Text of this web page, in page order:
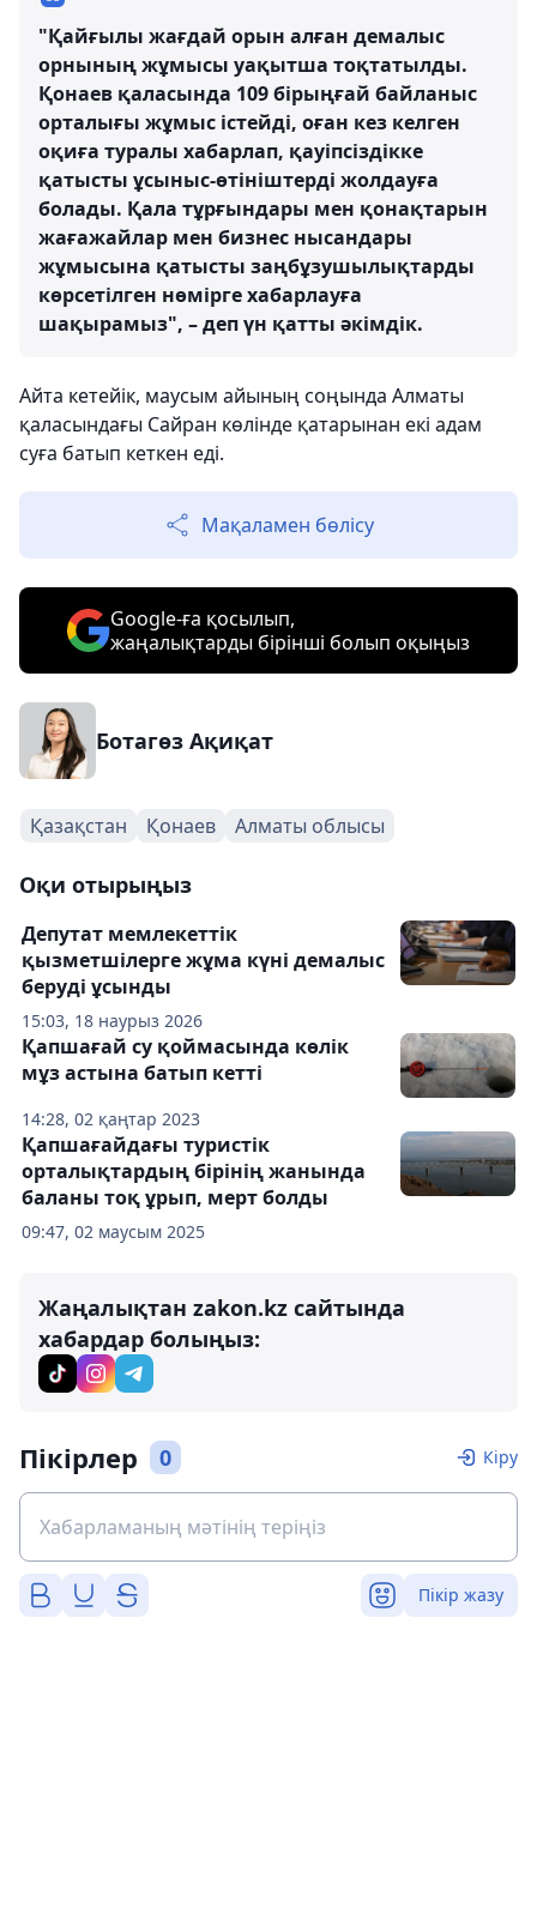
"Қайғылы жағдай орын алған демалыс
орнының жұмысы уақытша тоқтатылды.
Қонаев қаласында 109 бірыңғай байланыс
орталығы жұмыс істейді, оған кез келген
оқиға туралы хабарлап, қауіпсіздікке
қатысты ұсыныс-өтініштерді жолдауға
болады. Қала тұрғындары мен қонақтарын
жағажайлар мен бизнес нысандары
жұмысына қатысты заңбұзушылықтарды
көрсетілген нөмірге хабарлауға
шақырамыз", – деп үн қатты әкімдік.
Айта кетейік, маусым айының соңында Алматы
қаласындағы Сайран көлінде қатарынан екі адам
суға батып кеткен еді.
Мақаламен бөлісу
Google-ға қосылып,
жаңалықтарды бірінші болып оқыңыз
Ботагөз Ақиқат
Қазақстан Қонаев Алматы облысы
Оқи отырыңыз
15:03, 18 наурыз 2026
Депутат мемлекеттік
қызметшілерге жұма күні демалыс
беруді ұсынды
14:28, 02 қаңтар 2023
Қапшағай су қоймасында көлік
мұз астына батып кетті
09:47, 02 маусым 2025
Қапшағайдағы туристік
орталықтардың бірінің жанында
баланы тоқ ұрып, мерт болды
Жаңалықтан zakon.kz сайтында
хабардар болыңыз:
Пікірлер 0 Кіру
Пікір жазу